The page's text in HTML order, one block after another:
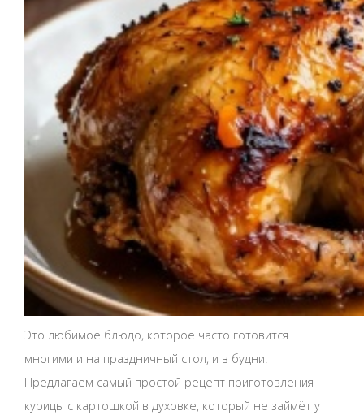
Это любимое блюдо, которое часто готовится
многими и на праздничный стол, и в будни.
Предлагаем самый простой рецепт приготовления
курицы с картошкой в духовке, который не займёт у